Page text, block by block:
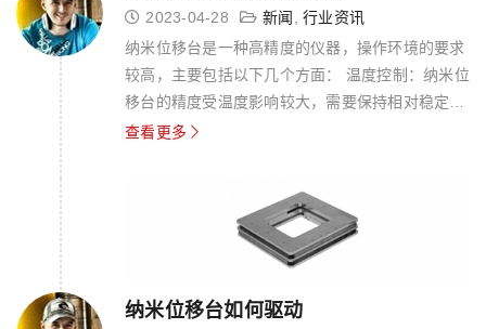
2023-04-28 新闻
行业资讯
纳米位移台是一种高精度的仪器，操作环境的要求
较高，主要包括以下几个方面： 温度控制：纳米位
移台的精度受温度影响较大，需要保持相对稳定的
温度环境。通常要求环境温度在20℃左右，并且需
度环境。通常要求环境湿度在30%-60...
查看更多
纳米位移台如何驱动